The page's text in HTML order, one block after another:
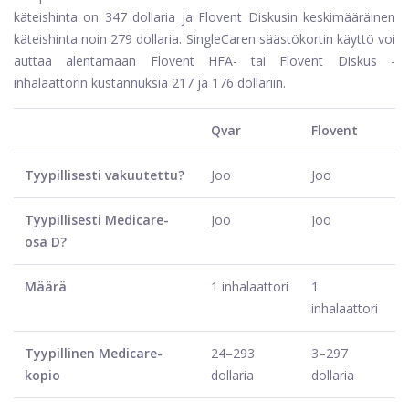
käteishinta on 347 dollaria ja Flovent Diskusin keskimääräinen
käteishinta noin 279 dollaria. SingleCaren säästökortin käyttö voi
auttaa alentamaan Flovent HFA- tai Flovent Diskus -
inhalaattorin kustannuksia 217 ja 176 dollariin.
Qvar Flovent
Tyypillisesti vakuutettu? Joo Joo
Tyypillisesti Medicare-
osa D?
Joo Joo
Määrä 1 inhalaattori
1
inhalaattori
Tyypillinen Medicare-
kopio
24–293
dollaria
3–297
dollaria